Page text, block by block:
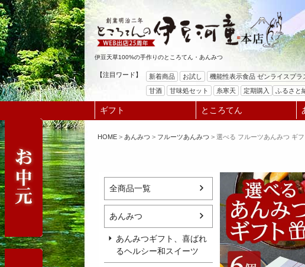
伊豆天草100%の手作りのところてん・あんみつ
【注目ワード】 新着商品 お試し 機能性表示食品 ゼンライスプラ
甘酒
甘味処セット 糸寒天 定期購入 ふるさと
ギフト ところてん
HOME あんみつ フルーツあんみつ 選べる フルーツあんみつ ギ
全商品一覧
あんみつ
あんみつギフト、喜ばれ
るヘルシー和スイーツ